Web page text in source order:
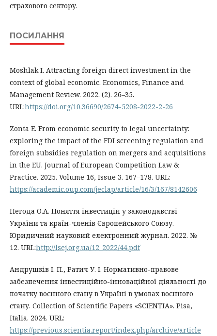
страхового сектору.
ПОСИЛАННЯ
Moshlak I. Attracting foreign direct investment in the
context of global economic. Economics, Finance and
Management Review. 2022. (2). 26–35.
URL:https://doi.org/10.36690/2674-5208-2022-2-26
Zonta E. From economic security to legal uncertainty:
exploring the impact of the FDI screening regulation and
foreign subsidies regulation on mergers and acquisitions
in the EU. Journal of European Competition Law &
Practice. 2025. Volume 16, Issue 3. 167–178. URL:
https://academic.oup.com/jeclap/article/16/3/167/8142606
Негода О.А. Поняття інвестицій у законодавстві
України та країн-членів Європейського Союзу.
Юридичний науковий електронний журнал. 2022. №
12. URL:http://lsej.org.ua/12_2022/44.pdf
Андрушків І. П., Ратич У. І. Нормативно-правове
забезпечення інвестиційно-інноваційної діяльності до
початку воєнного стану в Україні в умовах воєнного
стану. Collection of Scientific Papers «SCIENTIA». Pisa,
Italia. 2024. URL:
https://previous.scientia.report/index.php/archive/article